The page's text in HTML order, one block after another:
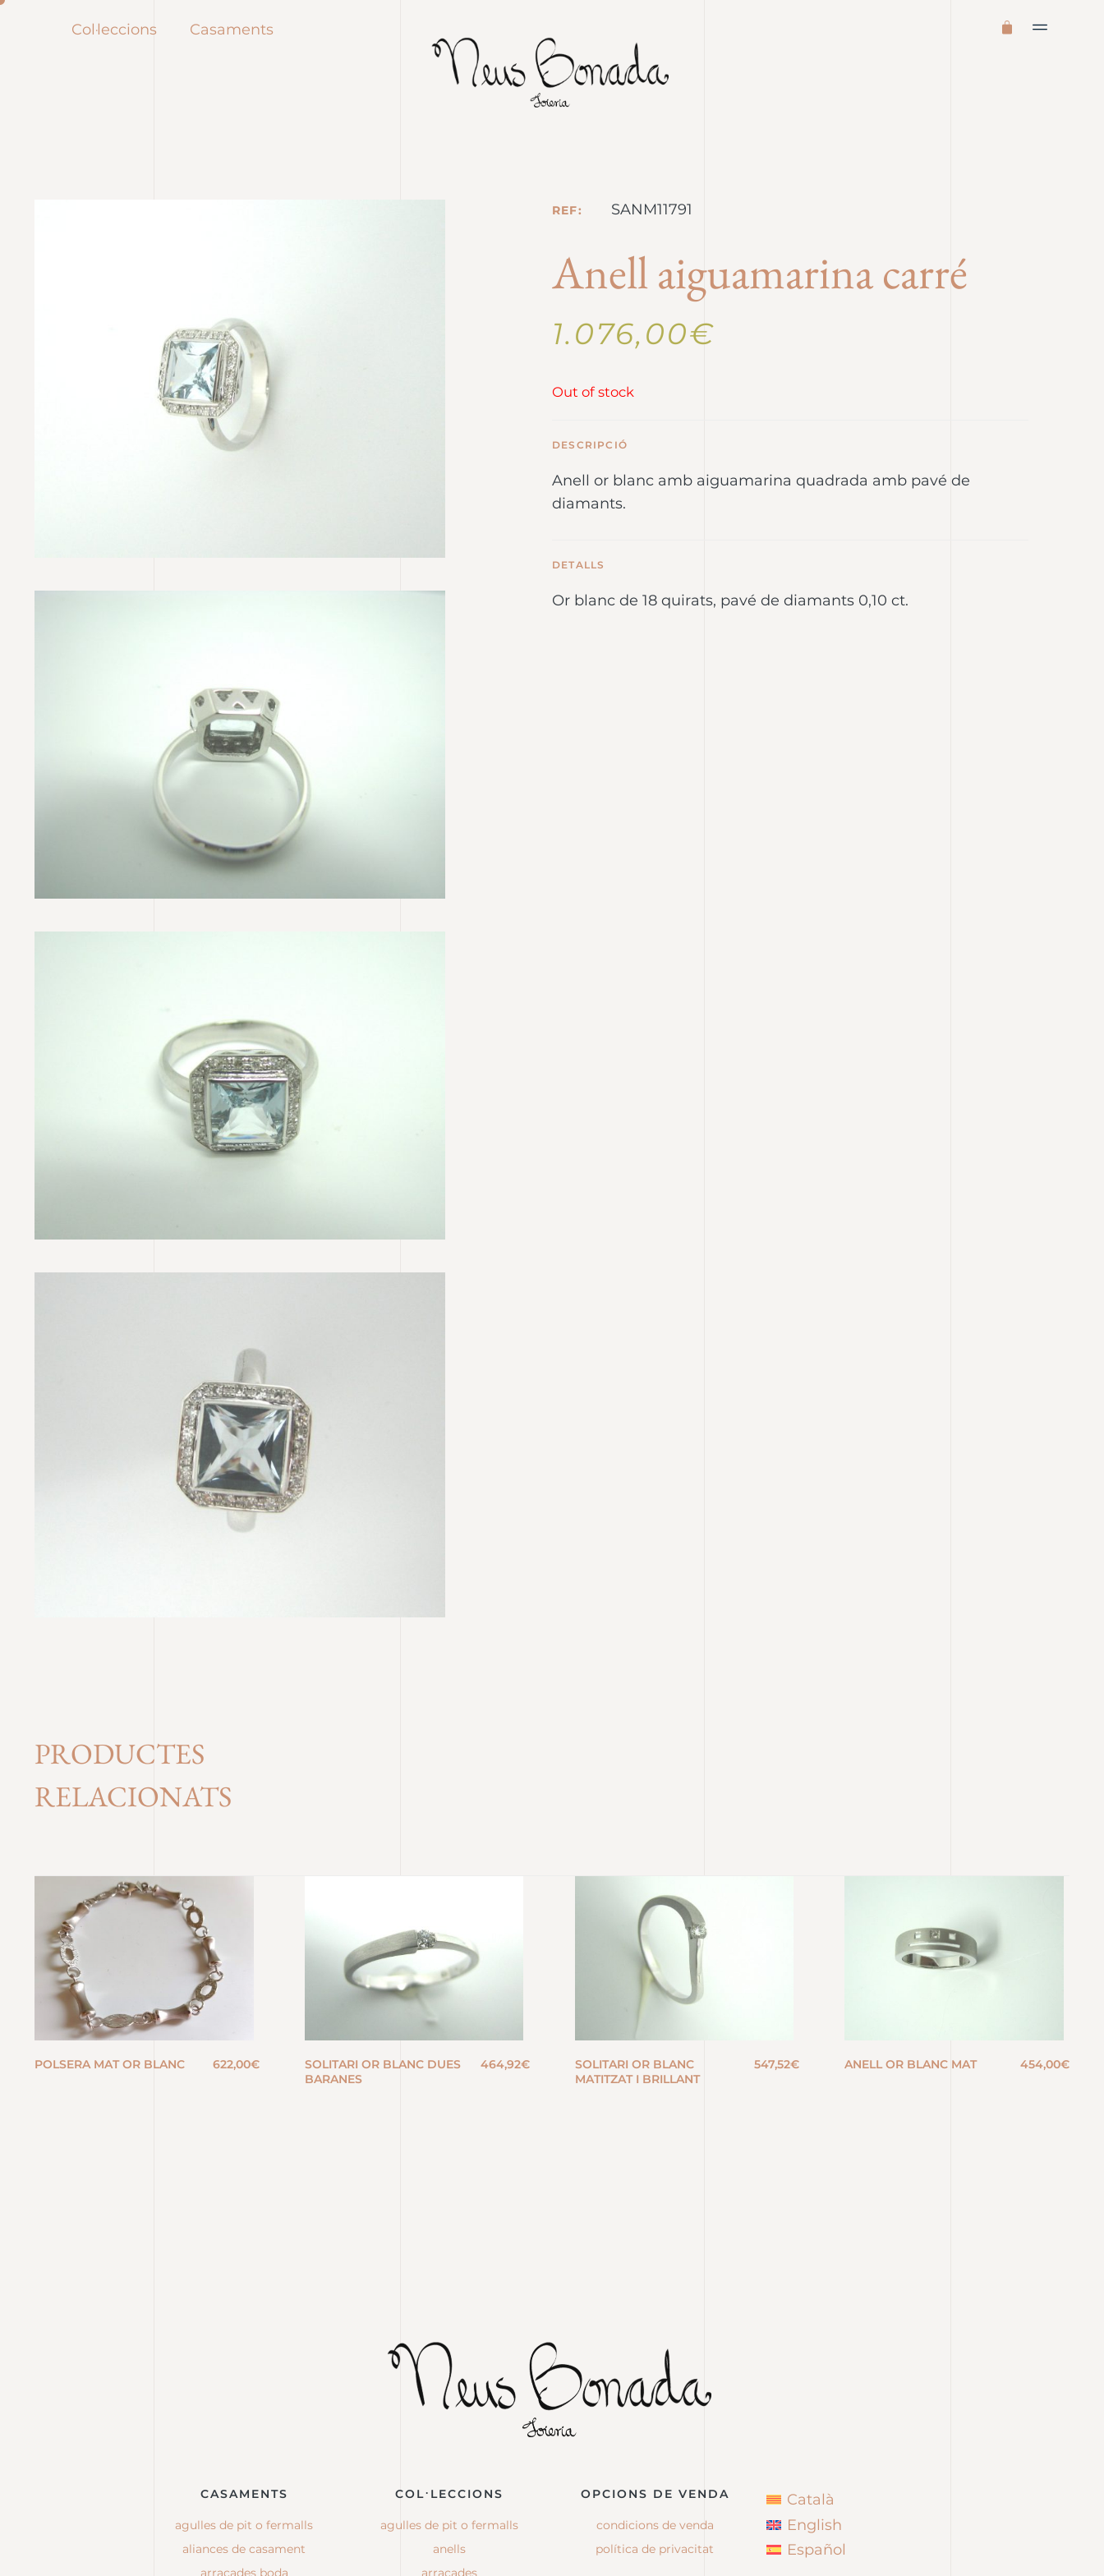
Col·leccions Casaments
REF: SANM11791
Anell aiguamarina carré
1.076,00€
Out of stock
DESCRIPCIÓ
Anell or blanc amb aiguamarina quadrada amb pavé de
diamants.
DETALLS
Or blanc de 18 quirats, pavé de diamants 0,10 ct.
PRODUCTES
RELACIONATS
POLSERA MAT OR BLANC 622,00€
SOLITARI OR BLANC DUES
BARANES
464,92€
SOLITARI OR BLANC
MATITZAT I BRILLANT
547,52€ ANELL OR BLANC MAT 454,00€
CASAMENTS
agulles de pit o fermalls
aliances de casament
arracades boda
COL·LECCIONS
agulles de pit o fermalls
anells
arracades
OPCIONS DE VENDA
condicions de venda
política de privacitat
Català
English
Español